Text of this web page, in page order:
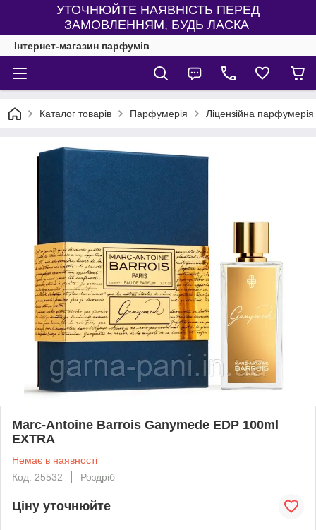
УТОЧНЮЙТЕ НАЯВНІСТЬ ПЕРЕД
ЗАМОВЛЕННЯМ, БУДЬ ЛАСКА
Інтернет-магазин парфумів
Каталог товарів Парфумерія Ліцензійна парфумерія
Marc-Antoine Barrois Ganymede EDP 100ml
EXTRA
Немає в наявності
Код: 25532
Роздріб
Ціну уточнюйте